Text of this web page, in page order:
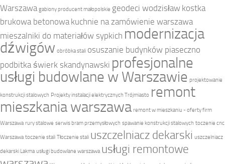
Warszawa gabiony producent małopolskie geodeci wodzisław kostka
brukowa betonowa kuchnie na zamówienie warszawa
mieszalniki do materiałów sypkich modernizacja
dźwigów obróbka stali osuszanie budynków piaseczno
podbitka świerk skandynawski profesjonalne
usługi budowlane w Warszawie projektowanie
konstrukcji stalowych Projekty instalacji elektrycznych Trójmiasto remont
mieszkania warszawa remont w mieszkaniu - oferty firm
Warszawa rury stalowe serwis bram przemysłowych spawanie konstrukcji stalowych toczenie cnc
Warszawa toczenie stali Tłoczenie stali uszczelniacz dekarski uszczelniacz
dekarski Lakma usługi budowlane warszawa usługi remontowe